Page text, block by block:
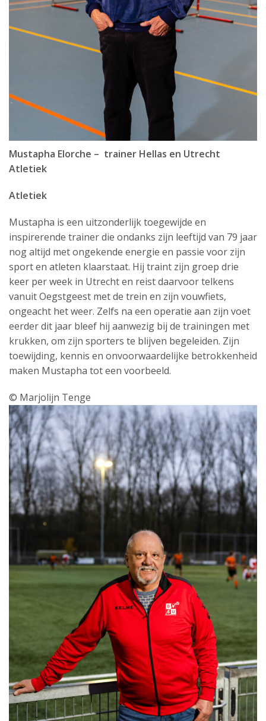
Mustapha Elorche – trainer Hellas en Utrecht
Atletiek
Atletiek
Mustapha is een uitzonderlijk toegewijde en
inspirerende trainer die ondanks zijn leeftijd van 79 jaar
nog altijd met ongekende energie en passie voor zijn
sport en atleten klaarstaat. Hij traint zijn groep drie
keer per week in Utrecht en reist daarvoor telkens
vanuit Oegstgeest met de trein en zijn vouwfiets,
ongeacht het weer. Zelfs na een operatie aan zijn voet
eerder dit jaar bleef hij aanwezig bij de trainingen met
krukken, om zijn sporters te blijven begeleiden. Zijn
toewijding, kennis en onvoorwaardelijke betrokkenheid
maken Mustapha tot een voorbeeld.
© Marjolijn Tenge